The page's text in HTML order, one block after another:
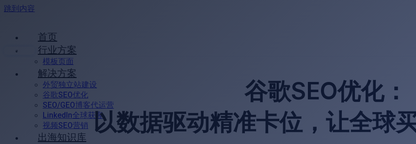
跳到内容
首页
行业方案
模板页面
解决方案
外贸独立站建设
谷歌SEO优化
SEO/GEO博客代运营
LinkedIn全球获客
视频SEO营销
出海知识库
免费诊断
谷歌SEO优化：
以数据驱动精准卡位，让全球